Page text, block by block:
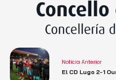
Noticia Anterior
El CD Lugo 2-1